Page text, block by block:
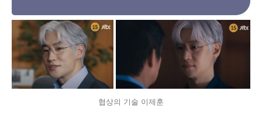
협상의 기술 이제훈